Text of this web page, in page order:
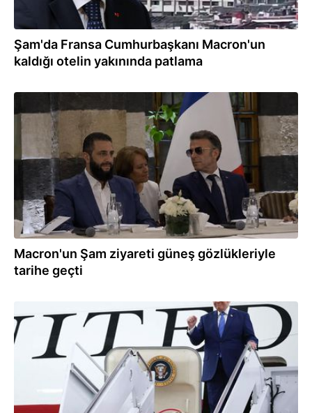
Şam'da Fransa Cumhurbaşkanı Macron'un
kaldığı otelin yakınında patlama
07.07.2026
Macron'un Şam ziyareti güneş gözlükleriyle
tarihe geçti
07.07.2026